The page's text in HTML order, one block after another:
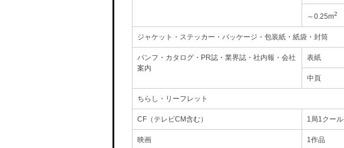
～0.25m2
ジャケット・ステッカー・パッケージ・包装紙・紙袋・封筒
パンフ・カタログ・PR誌・業界誌・社内報・会社
案内
表紙
中頁
ちらし・リーフレット
CF（テレビCM含む） 1局1クール
映画 1作品